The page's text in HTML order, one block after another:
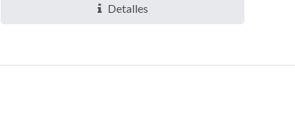
Detalles